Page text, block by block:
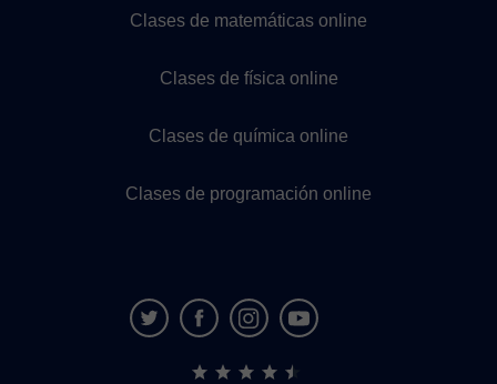
Clases de matemáticas online
Clases de física online
Clases de química online
Clases de programación online